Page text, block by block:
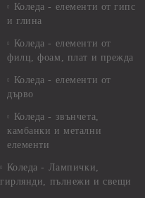
Коледа - елементи от гипс
и глина
Коледа - елементи от
филц, фоам, плат и прежда
Коледа - елементи от
дърво
Коледа - звънчета,
камбанки и метални
елементи
Коледа - Лампички,
гирлянди, пълнежи и свещи